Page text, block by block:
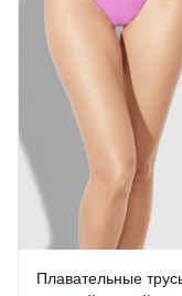
Плавательные